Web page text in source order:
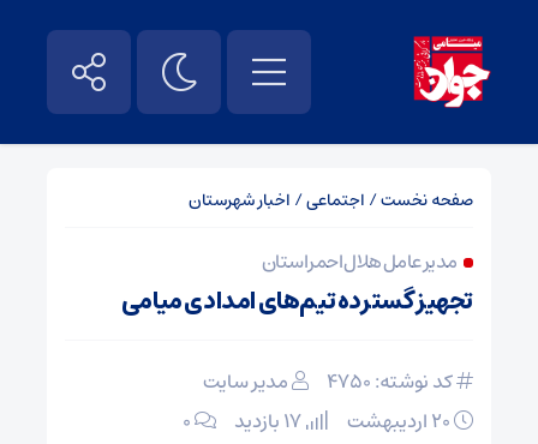
صفحه نخست/ اجتماعی/ اخبار شهرستان
مدیر عامل هلال احمر استان
تجهیز گسترده تیم‌های امدادی میامی
کد نوشته: 4750
مدیر سایت
۰